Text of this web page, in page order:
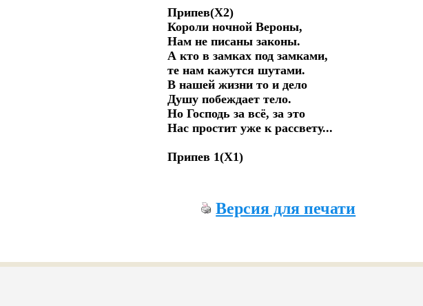
Припев(Х2)
Короли ночной Вероны,
Нам не писаны законы.
А кто в замках под замками,
те нам кажутся шутами.
В нашей жизни то и дело
Душу побеждает тело.
Но Господь за всё, за это
Нас простит уже к рассвету...
Припев 1(Х1)
Версия для печати